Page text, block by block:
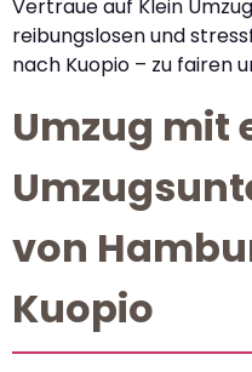
Vertraue auf Klein
reibungslosen und
nach Kuopio – zu fairen
Umzug mit
von
Kuopio